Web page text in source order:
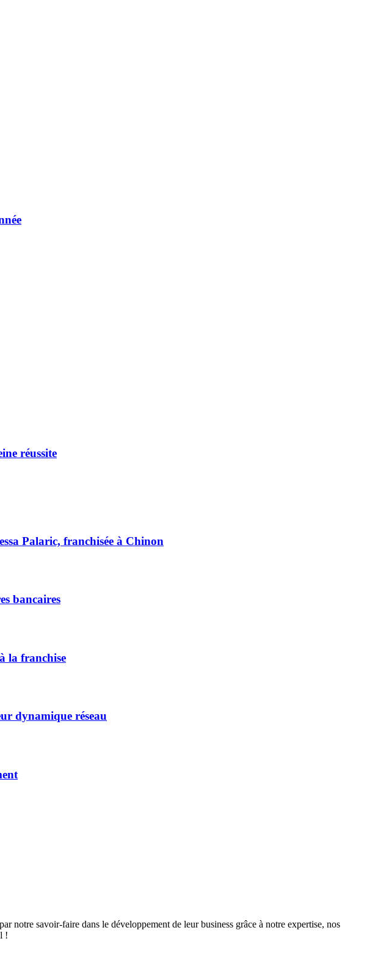
réussite
Palaric, franchisée à Chinon
bancaires
la franchise
dynamique réseau
notre savoir-faire dans le développement de leur business grâce à notre expertise, nos
!